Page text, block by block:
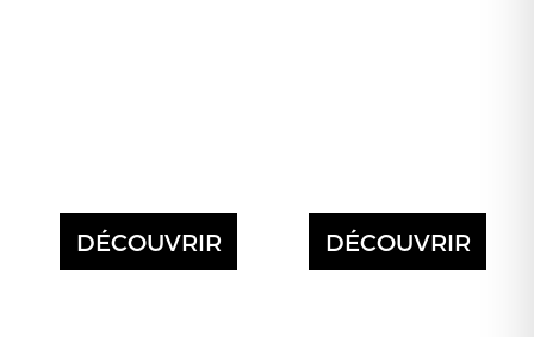
DÉCOUVRIR DÉCOUVRIR